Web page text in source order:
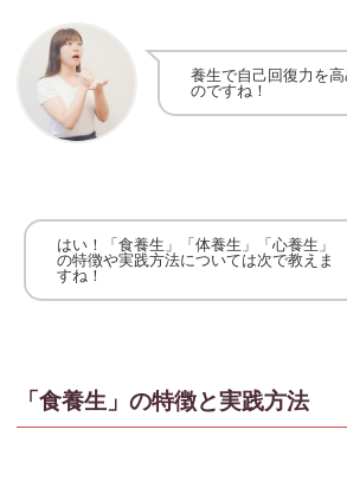
養生で自己回復力を
のですね！
はい！
「食養生」「体養生」「心養生」
の特徴や実践方法については次で教えま
すね！
「食養生」の特徴と実践方法